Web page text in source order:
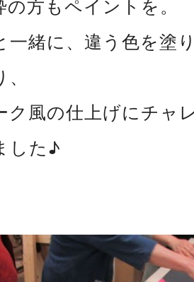
一緒に、違う色を塗
ク風の仕上げにチャ
した♪